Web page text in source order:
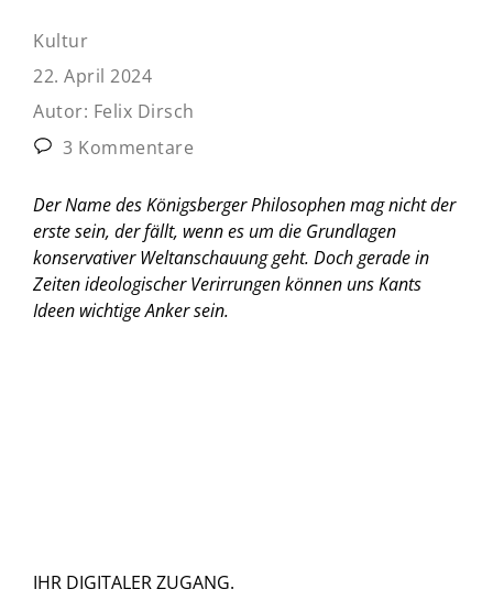
Kultur
22. April 2024
Autor: Felix Dirsch
3 Kommentare
Der Name des Königsberger Philosophen mag nicht der
erste sein, der fällt, wenn es um die Grundlagen
konservativer Weltanschauung geht. Doch gerade in
Zeiten ideologischer Verirrungen können uns Kants
Ideen wichtige Anker sein.
IHR DIGITALER ZUGANG.